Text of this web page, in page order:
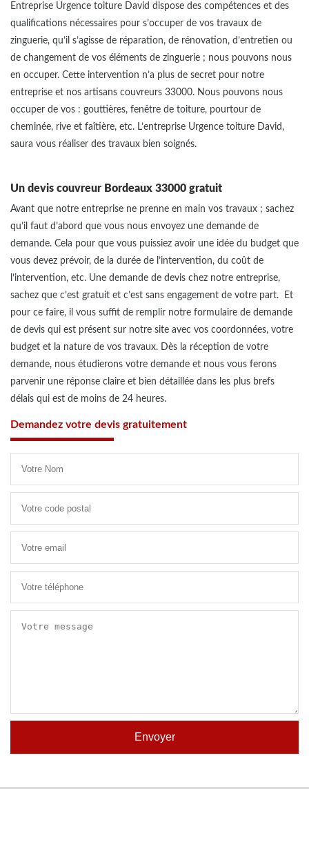
Entreprise Urgence toiture David dispose des compétences et des
qualifications nécessaires pour s’occuper de vos travaux de
zinguerie, qu’il s’agisse de réparation, de rénovation, d’entretien ou
de changement de vos éléments de zinguerie ; nous pouvons nous
en occuper. Cette intervention n’a plus de secret pour notre
entreprise et nos artisans couvreurs 33000. Nous pouvons nous
occuper de vos : gouttières, fenêtre de toiture, pourtour de
cheminée, rive et faîtière, etc. L’entreprise Urgence toiture David,
saura vous réaliser des travaux bien soignés.
Un devis couvreur Bordeaux 33000 gratuit
Avant que notre entreprise ne prenne en main vos travaux ; sachez
qu’il faut d’abord que vous nous envoyez une demande de
demande. Cela pour que vous puissiez avoir une idée du budget que
vous devez prévoir, de la durée de l’intervention, du coût de
l’intervention, etc. Une demande de devis chez notre entreprise,
sachez que c’est gratuit et c’est sans engagement de votre part. Et
pour ce faire, il vous suffit de remplir notre formulaire de demande
de devis qui est présent sur notre site avec vos coordonnées, votre
budget et la nature de vos travaux. Dès la réception de votre
demande, nous étudierons votre demande et nous vous ferons
parvenir une réponse claire et bien détaillée dans les plus brefs
délais qui est de moins de 24 heures.
Demandez votre devis gratuitement